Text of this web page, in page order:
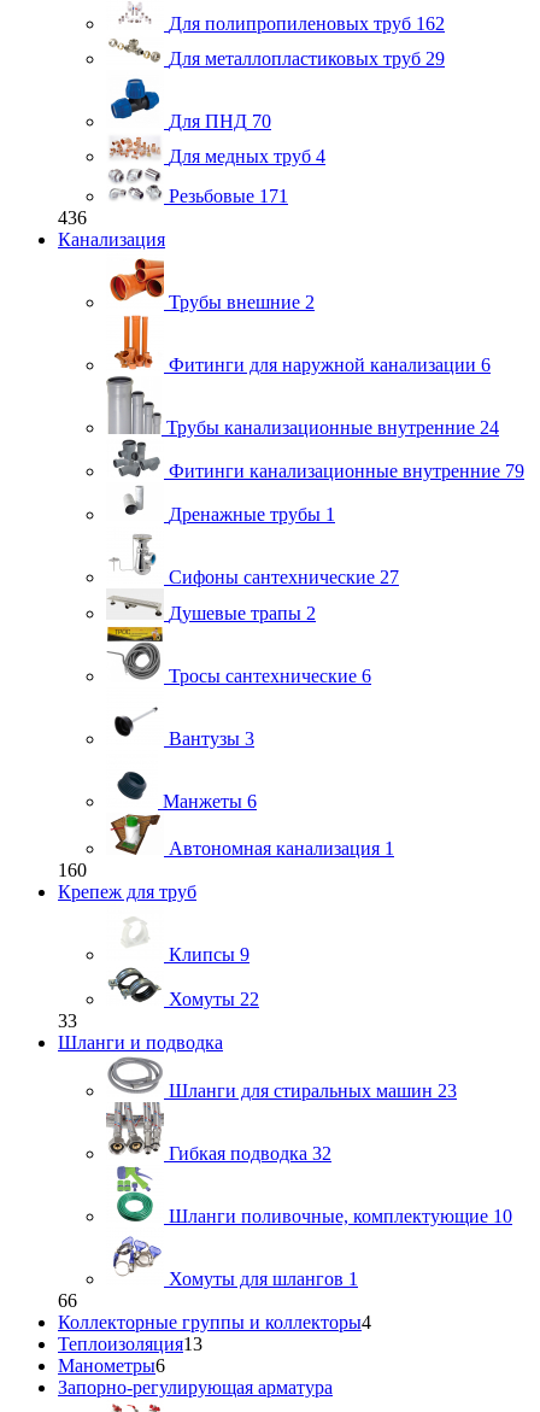
Для полипропиленовых труб 162
Для металлопластиковых труб 29
Для ПНД 70
Для медных труб 4
Резьбовые 171
436
Канализация
Трубы внешние 2
Фитинги для наружной канализации 6
Трубы канализационные внутренние 24
Фитинги канализационные внутренние 79
Дренажные трубы 1
Сифоны сантехнические 27
Душевые трапы 2
Тросы сантехнические 6
Вантузы 3
Манжеты 6
Автономная канализация 1
160
Крепеж для труб
Клипсы 9
Хомуты 22
33
Шланги и подводка
Шланги для стиральных машин 23
Гибкая подводка 32
Шланги поливочные, комплектующие 10
Хомуты для шлангов 1
66
Коллекторные группы и коллекторы4
Теплоизоляция13
Манометры6
Запорно-регулирующая арматура